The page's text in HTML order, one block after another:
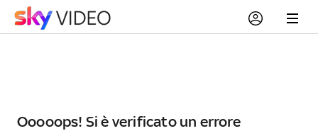
Ooooops! Si è verificato un errore